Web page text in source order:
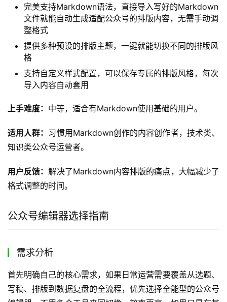
适用人群：需要做创意交互内容的专业运营人员，主打内容
创意的公众号运营团队。
用户反馈：
容，大幅提升了用户的阅读兴趣。
6. Markdown公众号编辑器
Markdown公众号编辑器是专门适配Markdown创作者使用
格式错乱的问题。
完美支持Markdown语法，直接导入写好的Markdown
整格式
格
支持自定义样式配置，可以保存专属的排版风格，每次